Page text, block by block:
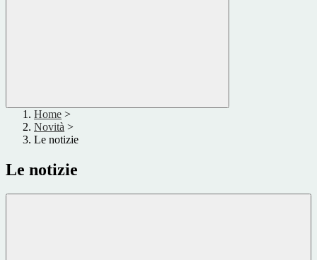
Home >
Novità >
Le notizie
Le notizie